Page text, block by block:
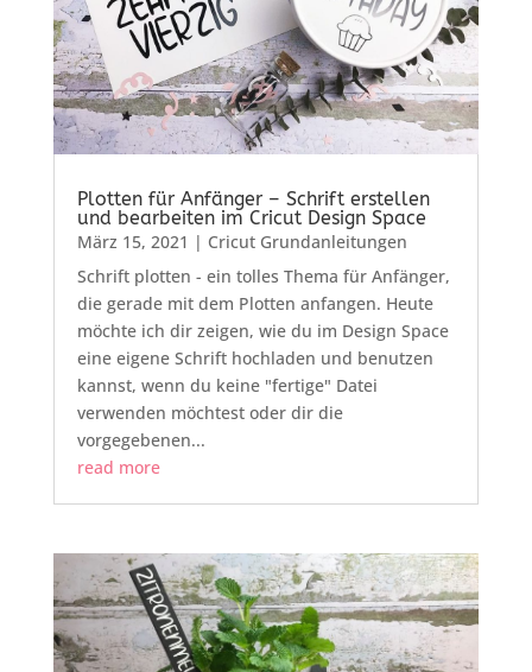
Plotten für Anfänger – Schrift erstellen
und bearbeiten im Cricut Design Space
März 15, 2021 | Cricut Grundanleitungen
Schrift plotten - ein tolles Thema für Anfänger,
die gerade mit dem Plotten anfangen. Heute
möchte ich dir zeigen, wie du im Design Space
eine eigene Schrift hochladen und benutzen
kannst, wenn du keine "fertige" Datei
verwenden möchtest oder dir die
vorgegebenen...
read more